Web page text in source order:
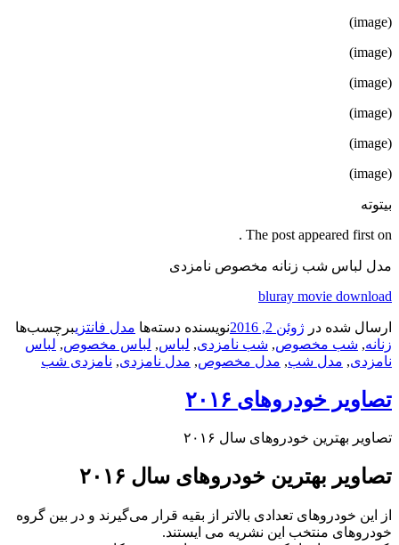
(image)
(image)
(image)
(image)
(image)
(image)
بیتوته
The post appeared first on .
مدل لباس شب زنانه مخصوص نامزدی
bluray movie download
ارسال شده در ژوئن 2, 2016 نویسنده دسته‌ها مدل فانتزیبرچسب‌ها
زنانه, شب مخصوص, شب نامزدی, لباس, لباس مخصوص, لباس
نامزدی, مدل شب, مدل مخصوص, مدل نامزدی, نامزدی شب
تصاویر خودروهای ۲۰۱۶
تصاویر بهترین خودروهای سال ۲۰۱۶
تصاویر بهترین خودروهای سال ۲۰۱۶
از این خودروهای تعدادی بالاتر از بقیه قرار می‌گیرند و در بین گروه
خودروهای منتخب این نشریه می ایستند.